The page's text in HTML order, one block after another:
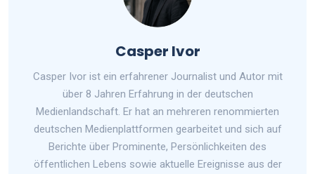
Casper Ivor
Casper Ivor ist ein erfahrener Journalist und Autor mit
über 8 Jahren Erfahrung in der deutschen
Medienlandschaft. Er hat an mehreren renommierten
deutschen Medienplattformen gearbeitet und sich auf
Berichte über Prominente, Persönlichkeiten des
öffentlichen Lebens sowie aktuelle Ereignisse aus der